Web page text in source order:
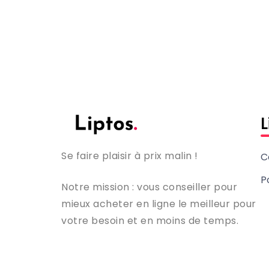
Se faire plaisir à prix malin !
Notre mission : vous conseiller pour
mieux acheter en ligne le meilleur pour
votre besoin et en moins de temps.